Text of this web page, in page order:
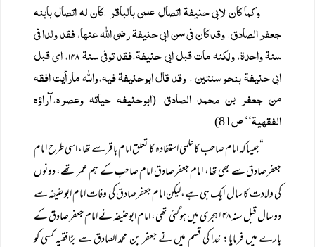
وکما کان لابی حنیفۃ اتصال علمی بالباقر ،کان لہ اتصال بابنہ
جعفر الصادق، وقد کان فی سن ابی حنیفۃ رضی اللہ عنہا، فقد ولدا فی
سنۃ واحدۃ، ولکنہ مات قبل ابی حنیفۃ،فقد توفی سنۃ ۱۴۸، ای قبل
ابی حنیفۃ بنحو سنتین ، وقد قال ابوحنیفۃ فیہ،واللہ مارأیت افقہ
من جعفر بن محمد الصادق (ابوحنیفہ حیاتہ وعصرہ،آراؤہ
الفقھیۃ‘‘ ص81)
“جیساکہ امام صاحب کا علمی استفادہ کا تعلق امام باقر سے تھا، اسی طرح امام
جعفرصادق سے بھی تھا، امام جعفرصادق امام صاحب کے ہم عمر تھے، دونوں
کی ولادت کا سال ایک ہی ہے،لیکن امام جعفرصادق کی وفات امام ابوحنیفہ سے
دوسال قبل سنہ ۱۴۸ہجری میں ہوگئی تھی، امام ابوحنیفہ نے امام جعفرصادق کے
بارے میں فرمایا: خدا کی قسم میں نے جعفر بن محمد الصادق سے بڑافقیہ کسی کو